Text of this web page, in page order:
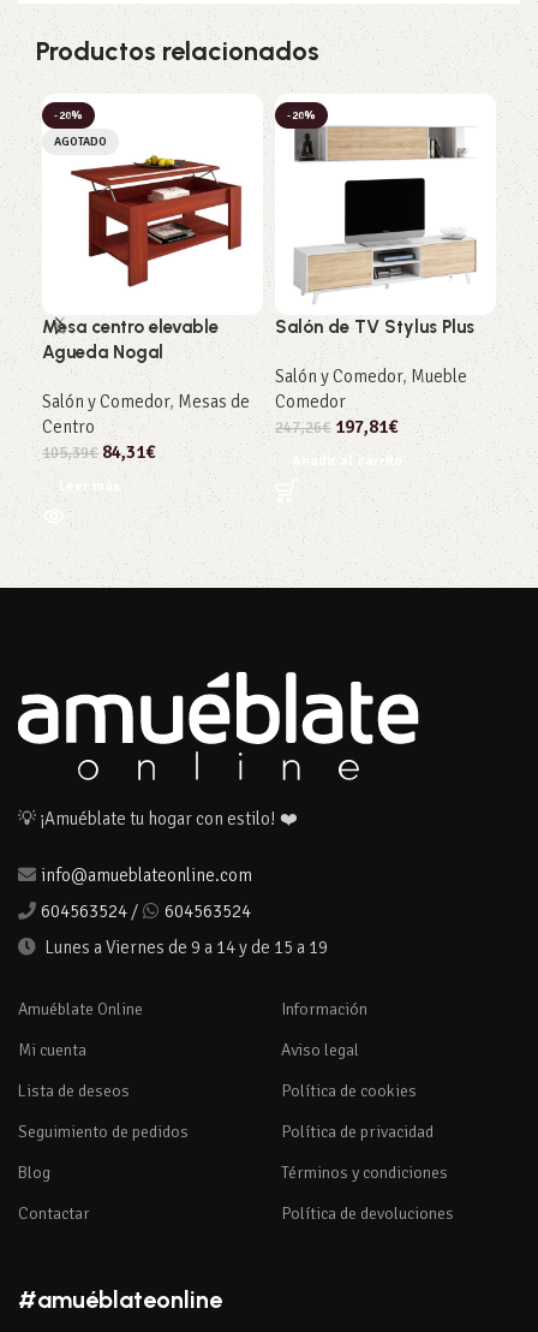
Productos relacionados
-20%
AGOTADO
Mesa centro elevable
Agueda Nogal
Salón y Comedor, Mesas de
Centro
105,39€ 84,31€
Leer más
-20%
Salón de TV Stylus Plus
Salón y Comedor, Mueble
Comedor
247,26€ 197,81€
Añadir al carrito
-
💡 ¡Amuéblate tu hogar con estilo! ❤️
info@amueblateonline.com
604563524 /
604563524
Lunes a Viernes de 9 a 14 y de 15 a 19
Amuéblate Online
Mi cuenta
Lista de deseos
Seguimiento de pedidos
Blog
Contactar
Información
Aviso legal
Política de cookies
Política de privacidad
Términos y condiciones
Política de devoluciones
#amuéblateonline